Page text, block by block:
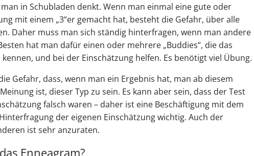
in Schubladen denkt. Wenn man einmal eine gute oder
mit einem „3“er gemacht hat, besteht die Gefahr, über alle
Daher muss man sich ständig hinterfragen, wenn man andere
hat man dafür einen oder mehrere „Buddies“, die das
und bei der Einschätzung helfen. Es benötigt viel Übung.
Gefahr, dass, wenn man ein Ergebnis hat, man ab diesem
ist, dieser Typ zu sein. Es kann aber sein, dass der Test
falsch waren – daher ist eine Beschäftigung mit dem
der eigenen Einschätzung wichtig. Auch der
ist sehr anzuraten.
Enneagram?